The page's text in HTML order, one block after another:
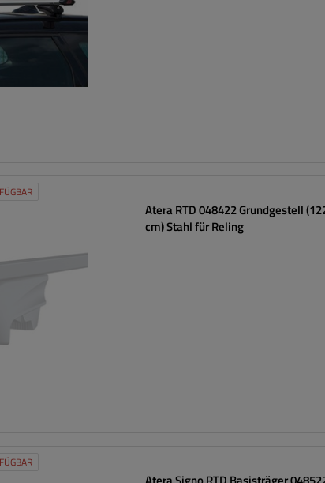
Atera RTD 048422 Grundgestell
cm) Stahl für Reling